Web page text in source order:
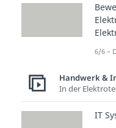
6/6 –
Handwerk &
In der
IT